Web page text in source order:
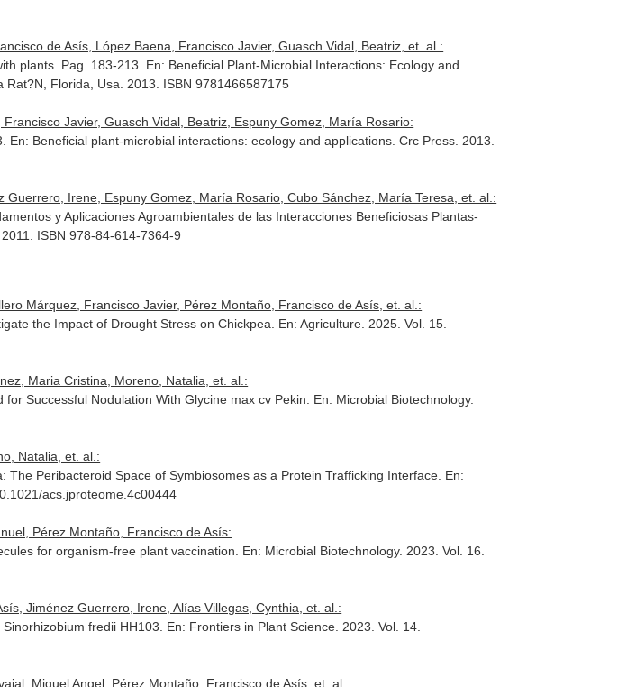
de Asís, López Baena, Francisco Javier, Guasch Vidal, Beatriz, et. al.:
plants. Pag. 183-213. En: Beneficial Plant-Microbial Interactions: Ecology and
Rat?N, Florida, Usa. 2013. ISBN 9781466587175
Javier, Guasch Vidal, Beatriz, Espuny Gomez, María Rosario:
En: Beneficial plant-microbial interactions: ecology and applications . Crc Press. 2013.
Irene, Espuny Gomez, María Rosario, Cubo Sánchez, María Teresa, et. al.:
y Aplicaciones Agroambientales de las Interacciones Beneficiosas Plantas-
ISBN 978-84-614-7364-9
Márquez, Francisco Javier, Pérez Montaño, Francisco de Asís, et. al.:
the Impact of Drought Stress on Chickpea. En: Agriculture . 2025. Vol. 15.
Maria Cristina, Moreno, Natalia, et. al.:
Successful Nodulation With Glycine max cv Pekin. En: Microbial Biotechnology.
Natalia, et. al.:
Peribacteroid Space of Symbiosomes as a Protein Trafficking Interface. En:
acs.jproteome.4c00444
Pérez Montaño, Francisco de Asís:
for organism-free plant vaccination. En: Microbial Biotechnology. 2023. Vol. 16.
Jiménez Guerrero, Irene, Alías Villegas, Cynthia, et. al.:
fredii HH103. En: Frontiers in Plant Science . 2023. Vol. 14.
Miguel Angel, Pérez Montaño, Francisco de Asís, et. al.: